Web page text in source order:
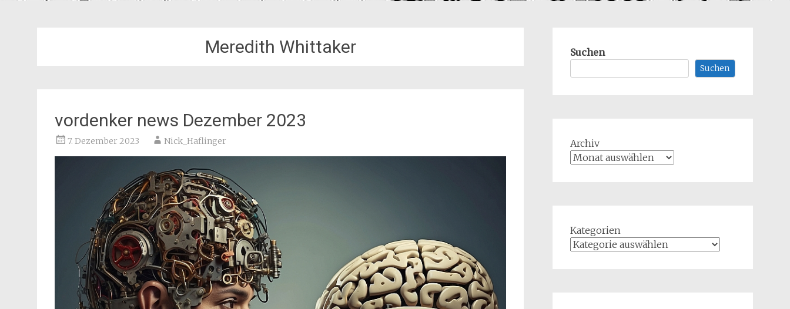
Meredith Whittaker
vordenker news Dezember 2023
7. Dezember 2023 Nick_Haflinger
Suchen
Suchen
Archiv
Kategorien